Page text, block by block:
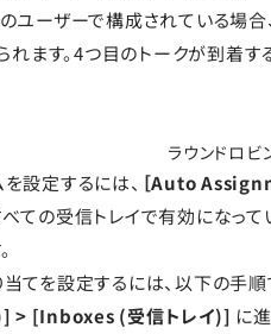
ユーザーで構成されている場
ます。4つ目のトークが到着す
ラウンドロビ
設定するには、 ［Auto
ての受信トレイで有効になっ
てを設定するには、以下の手順
> [Inboxes (受信トレイ)] に